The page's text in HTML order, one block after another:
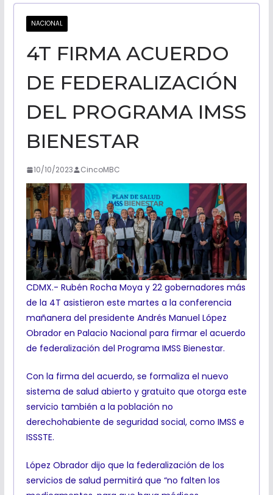
NOTICIAS
NACIONAL
4T FIRMA ACUERDO
DE FEDERALIZACIÓN
DEL PROGRAMA IMSS
BIENESTAR
10/10/2023 CincoMBC
CDMX.- Rubén Rocha Moya y 22 gobernadores más
de la 4T asistieron este martes a la conferencia
mañanera del presidente Andrés Manuel López
Obrador en Palacio Nacional para firmar el acuerdo
de federalización del Programa IMSS Bienestar.
Con la firma del acuerdo, se formaliza el nuevo
sistema de salud abierto y gratuito que otorga este
servicio también a la población no
derechohabiente de seguridad social, como IMSS e
ISSSTE.
López Obrador dijo que la federalización de los
servicios de salud permitirá que “no falten los